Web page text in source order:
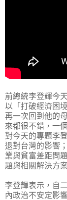
前總統李登輝今
以「打破經濟困
再一次回到他的
來都很不錯，一
對今天的專題李
退對台灣的影響
業與貧富差距問
題與相關解決方
李登輝表示，自
內政治不安定影